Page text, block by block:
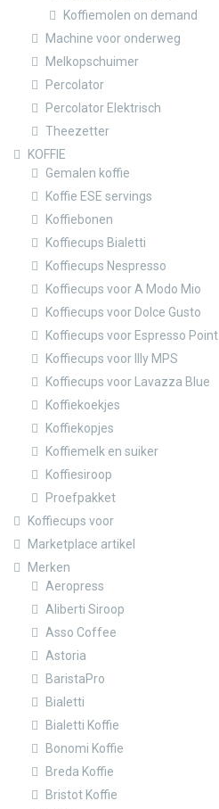
Koffiemolen on demand
Machine voor onderweg
Melkopschuimer
Percolator
Percolator Elektrisch
Theezetter
KOFFIE
Gemalen koffie
Koffie ESE servings
Koffiebonen
Koffiecups Bialetti
Koffiecups Nespresso
Koffiecups voor A Modo Mio
Koffiecups voor Dolce Gusto
Koffiecups voor Espresso Point
Koffiecups voor Illy MPS
Koffiecups voor Lavazza Blue
Koffiekoekjes
Koffiekopjes
Koffiemelk en suiker
Koffiesiroop
Proefpakket
Koffiecups voor
Marketplace artikel
Merken
Aeropress
Aliberti Siroop
Asso Coffee
Astoria
BaristaPro
Bialetti
Bialetti Koffie
Bonomi Koffie
Breda Koffie
Bristot Koffie